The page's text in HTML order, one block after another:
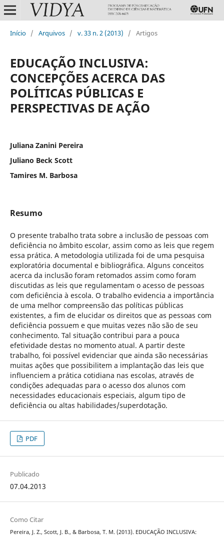
Início / Arquivos / v. 33 n. 2 (2013) / Artigos
EDUCAÇÃO INCLUSIVA:
CONCEPÇÕES ACERCA DAS
POLÍTICAS PÚBLICAS E
PERSPECTIVAS DE AÇÃO
Juliana Zanini Pereira
Juliano Beck Scott
Tamires M. Barbosa
Resumo
O presente trabalho trata sobre a inclusão de pessoas com
deficiência no âmbito escolar, assim como as leis que regem
essa prática. A metodologia utilizada foi de uma pesquisa
exploratória documental e bibliográfica. Alguns conceitos
acerca da inclusão foram retomados assim como foram
discutidas as leis que regulamentam o acesso de pessoas
com deficiência à escola. O trabalho evidencia a importância
de uma melhor compreensão das políticas públicas
existentes, a fim de elucidar os direitos que as pessoas com
deficiência possuem e que muitas vezes não são de seu
conhecimento. Tal situação contribui para a pouca
efetividade destas no momento atual. A partir deste
trabalho, foi possível evidenciar que ainda são necessárias
muitas ações que possibilitem a implantação das leis que
influenciem a prática cotidiana nas escolas, através de
condições adequadas para o acesso dos alunos com
necessidades educacionais especiais, algum tipo de
deficiência ou altas habilidades/superdotação.
PDF
Publicado
07.04.2013
Como Citar
Pereira, J. Z., Scott, J. B., & Barbosa, T. M. (2013). EDUCAÇÃO INCLUSIVA: